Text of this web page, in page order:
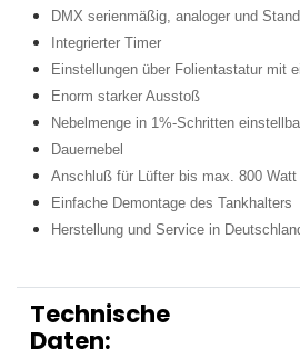
DMX serienmäßig, analoger und
Integrierter Timer
Einstellungen über Folientastatur mit
Enorm starker Ausstoß
Nebelmenge in 1%-Schritten
Dauernebel
Anschluß für Lüfter bis max. 800 Watt
Einfache Demontage des Tankhalters
Herstellung und Service in
Technische
Daten: